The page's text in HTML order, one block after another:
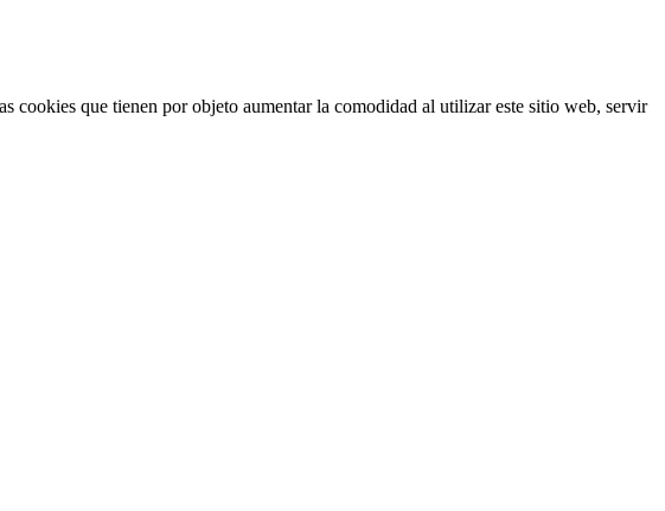
cookies que tienen por objeto aumentar la comodidad al utilizar este sitio web, servir